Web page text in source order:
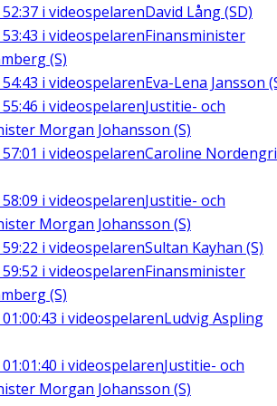
52:37 i videospelarenDavid Lång (SD)
53:43 i videospelarenFinansminister
(S)
54:43 i videospelarenEva-Lena Jansson
55:46 i videospelarenJustitie- och
Morgan Johansson (S)
57:01 i videospelarenCaroline
58:09 i videospelarenJustitie- och
Morgan Johansson (S)
59:22 i videospelarenSultan Kayhan (S)
59:52 i videospelarenFinansminister
(S)
01:00:43 i videospelarenLudvig Aspling
01:01:40 i videospelarenJustitie- och
Morgan Johansson (S)